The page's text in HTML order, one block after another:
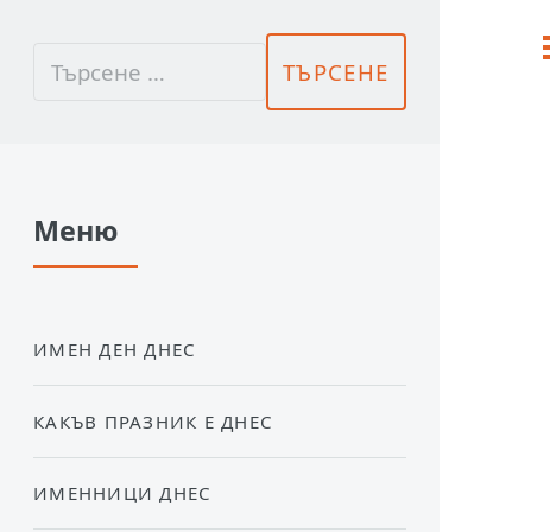
Меню
ИМЕН ДЕН ДНЕС
КАКЪВ ПРАЗНИК Е ДНЕС
ИМЕННИЦИ ДНЕС